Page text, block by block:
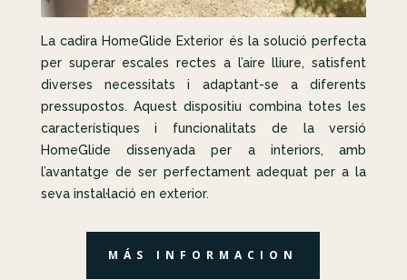
La cadira HomeGlide Exterior és la solució perfecta
per superar escales rectes a l’aire lliure, satisfent
diverses necessitats i adaptant-se a diferents
pressupostos. Aquest dispositiu combina totes les
característiques i funcionalitats de la versió
HomeGlide dissenyada per a interiors, amb
l’avantatge de ser perfectament adequat per a la
seva instal·lació en exterior.
MÁS INFORMACION